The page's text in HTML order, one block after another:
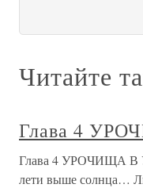
Читайте
Глава 4
Глава 4 УРОЧИЩА В
лети выше солнца…